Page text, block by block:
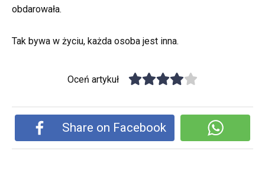
obdarowała.
Tak bywa w życiu, każda osoba jest inna.
Oceń artykuł
Share on Facebook